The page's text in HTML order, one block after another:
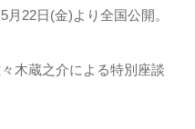
22日(金)より全国公開。
木蔵之介による特別座談